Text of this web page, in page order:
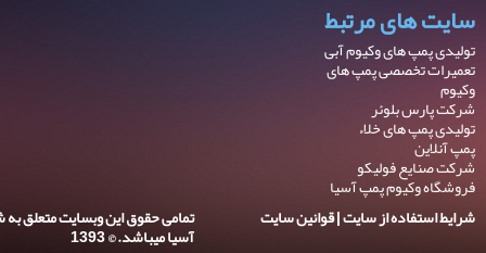
سایت های مرتبط
تولیدی پمپ های وکیوم آبی
تعمیرات تخصصی پمپ های
وکیوم
شرکت پارس بلوئر
تولیدی پمپ های خلاء
پمپ آنلاین
شرکت صنایع فولیکو
فروشگاه وکیوم پمپ آسیا
شرایط استفاده از سایت | قوانین سایت تمامی حقوق این وبسایت متعلق
آسیا میباشد. © 1393